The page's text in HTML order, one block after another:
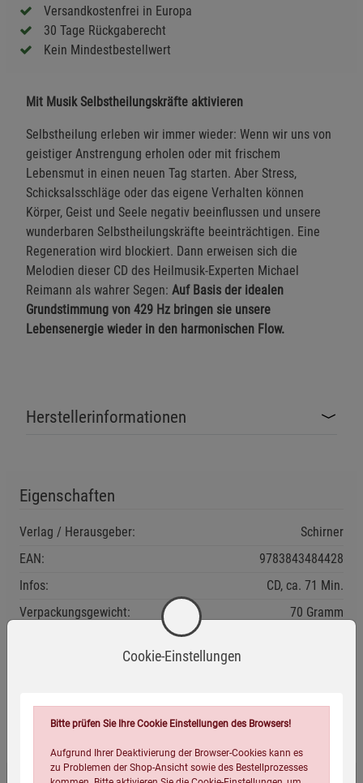
Versandkostenfrei in Europa
30 Tage Rückgaberecht
Kein Mindestbestellwert
Mit Musik Selbstheilungskräfte aktivieren
Selbstheilung erleben wir immer wieder: Wenn wir uns von
geistiger Anstrengung erholen oder mit frischem
Lebensmut in einen neuen Tag starten. Aber Stress,
Schicksalsschläge oder das eigene Verhalten können
Körper, Geist und Seele negativ beeinflussen und unsere
wunderbaren Selbstheilungskräfte beeinträchtigen. Eine
Regeneration wird blockiert. Dann erweisen sich die
Melodien dieser CD des Heilmusik-Experten Michael
Reimann als wahrer Segen: Auf Basis der idealen
Grundstimmung von 429 Hz bringen sie unsere
Lebensenergie wieder in den harmonischen Flow.
Herstellerinformationen
Eigenschaften
Verlag / Herausgeber:
Schirner
EAN:
9783843484428
Infos:
CD, ca. 71 Min.
Verpackungsgewicht:
70 Gramm
Wird oft zusammen bestellt:
Cookie-Einstellungen
Bitte prüfen Sie Ihre Cookie Einstellungen des Browsers!
Aufgrund Ihrer Deaktivierung der Browser-Cookies kann es
zu Problemen der Shop-Ansicht sowie des Bestellprozesses